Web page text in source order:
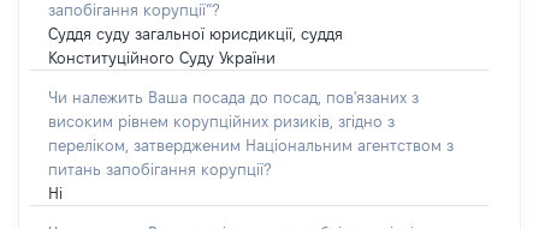
запобігання корупції”?
Суддя суду загальної юрисдикції, суддя
Конституційного Суду України
Чи належить Ваша посада до посад, пов'язаних з
високим рівнем корупційних ризиків, згідно з
переліком, затвердженим Національним агентством з
питань запобігання корупції?
Ні